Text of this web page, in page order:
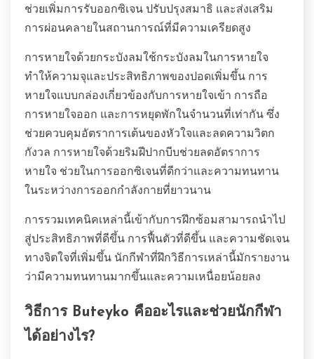
ช่วยเพิ่มการรับออกซิเจน ปรับปรุงสมาธิ และส่งเสริม
การผ่อนคลายในสถานการณ์ที่มีความเครียดสูง
การหายใจด้วยกระบังลมใช้กระบังลมในการหายใจ
ทำให้ความจุและประสิทธิภาพของปอดเพิ่มขึ้น การ
หายใจแบบกล่องเกี่ยวข้องกับการหายใจเข้า การถือ
การหายใจออก และการหยุดพักในจำนวนที่เท่ากัน ซึ่ง
ช่วยควบคุมอัตราการเต้นของหัวใจและลดความวิตก
กังวล การหายใจด้วยริมฝีปากบีบช่วยลดอัตราการ
หายใจ ช่วยในการออกซิเจนที่ดีกว่าและความทนทาน
ในระหว่างการออกกำลังกายที่ยาวนาน
การรวมเทคนิคเหล่านี้เข้ากับการฝึกซ้อมสามารถนำไป
สู่ประสิทธิภาพที่ดีขึ้น การฟื้นตัวที่ดีขึ้น และความชัดเจน
ทางจิตใจที่เพิ่มขึ้น นักกีฬาที่ฝึกวิธีการเหล่านี้มักรายงาน
ว่ามีความทนทานมากขึ้นและความเหนื่อยน้อยลง
วิธีการ Buteyko คืออะไรและช่วยนักกีฬา
ได้อย่างไร?